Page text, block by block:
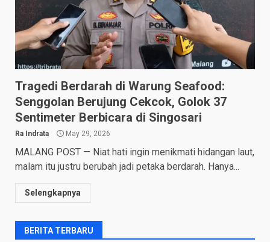
Tragedi Berdarah di Warung Seafood:
Senggolan Berujung Cekcok, Golok 37
Sentimeter Berbicara di Singosari
Ra Indrata May 29, 2026
MALANG POST — Niat hati ingin menikmati hidangan laut,
malam itu justru berubah jadi petaka berdarah. Hanya...
Selengkapnya
BERITA TERBARU